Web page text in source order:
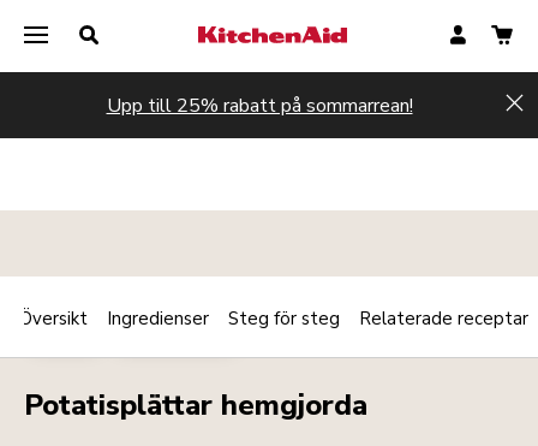
Upp till 25% rabatt på sommarrean!
VARMT VEGETARISKT Print
Share
Potatisplättar hemgjorda
Översikt Ingredienser Steg för steg Relaterade receptar